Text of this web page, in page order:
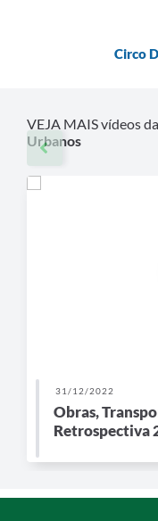
Circo
VEJA MAIS vídeos
Urbanos
31/12/2022
Obras,
Retrospectiva